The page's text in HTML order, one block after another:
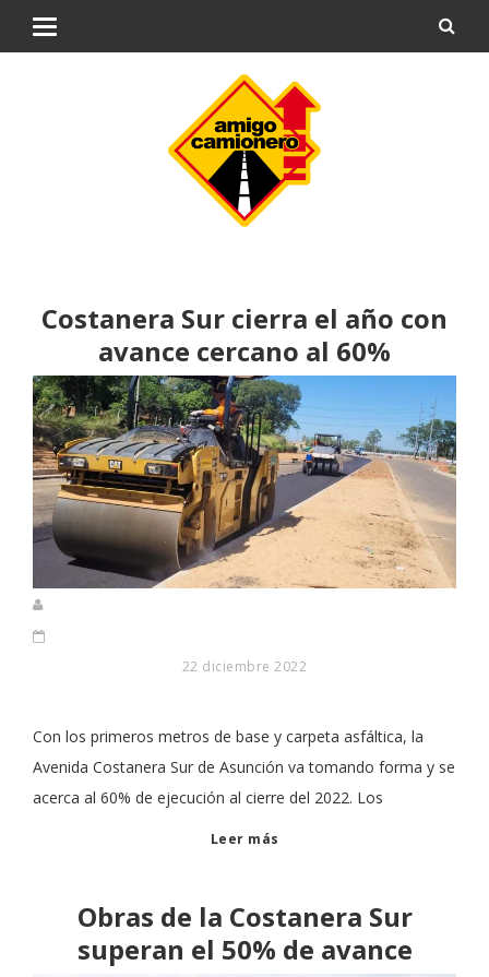
Costanera Sur cierra el año con
avance cercano al 60%
22 diciembre 2022
Con los primeros metros de base y carpeta asfáltica, la
Avenida Costanera Sur de Asunción va tomando forma y se
acerca al 60% de ejecución al cierre del 2022. Los
Leer más
Obras de la Costanera Sur
superan el 50% de avance